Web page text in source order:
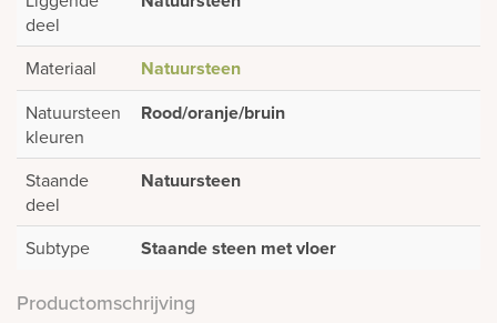
deel
Materiaal Natuursteen
Natuursteen
kleuren
Rood/oranje/bruin
Staande
deel
Natuursteen
Subtype Staande steen met vloer
Productomschrijving